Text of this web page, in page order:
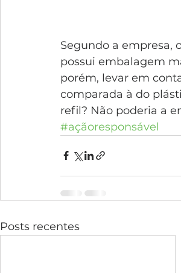
Segundo a empresa,
possui embalagem
porém, levar em
comparada à do
refil? Não poderia a
#açãoresponsável
Posts recentes